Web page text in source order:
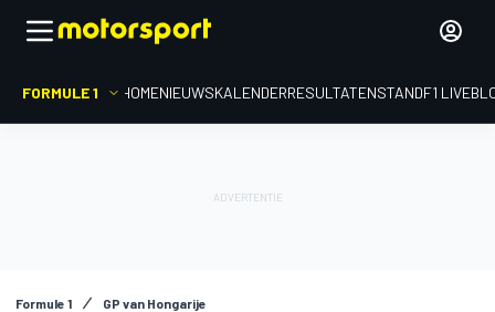
FORMULE 1 HOMENIEUWSKALENDERRESULTATENSTANDF1
Formule 1 GP van Hongarije